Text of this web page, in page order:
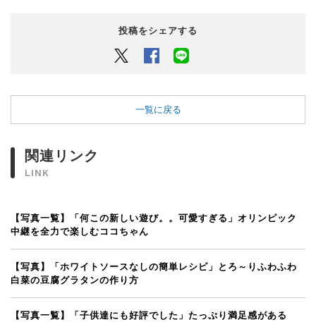
投稿をシェアする
Twitter Facebook
一覧に戻る
関連リンク
LINK
【写真一覧】「何この新しい遊び。。可愛すぎる」オリンピック
中継を全力で楽しむココちゃん
【写真】「ホワイトソースなしの簡単レシピ」とろ～りふわふわ
白菜の豆腐グラタンの作り方
【写真一覧】「子供達にも好評でした」たっぷり満足感がある